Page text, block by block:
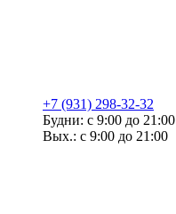
+7 (931) 298-32-32
Будни: с 9:00 до 21:00
Вых.: с 9:00 до 21:00